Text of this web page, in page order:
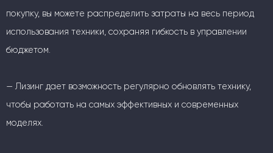
покупку, вы можете распределить затраты на весь период
использования техники, сохраняя гибкость в управлении
бюджетом.
— Лизинг дает возможность регулярно обновлять технику,
чтобы работать на самых эффективных и современных
моделях.